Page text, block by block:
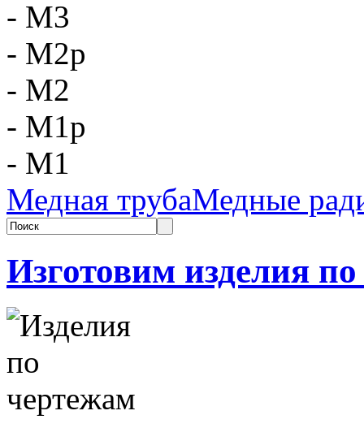
- М3
- М2р
- М2
- М1р
- М1
Медная трубаМедные
Изготовим изделия